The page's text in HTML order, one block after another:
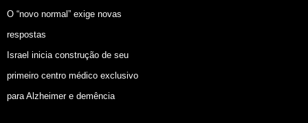
O “novo normal” exige novas
respostas
Israel inicia construção de seu
primeiro centro médico exclusivo
para Alzheimer e demência